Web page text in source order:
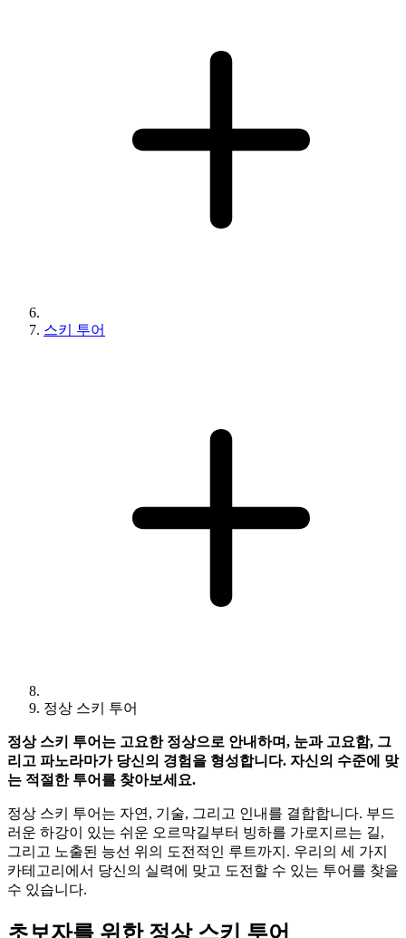
스키 투어
정상 스키 투어
정상 스키 투어는 고요한 정상으로 안내하며, 눈과 고요함, 그
리고 파노라마가 당신의 경험을 형성합니다. 자신의 수준에 맞
는 적절한 투어를 찾아보세요.
정상 스키 투어는 자연, 기술, 그리고 인내를 결합합니다. 부드
러운 하강이 있는 쉬운 오르막길부터 빙하를 가로지르는 길,
그리고 노출된 능선 위의 도전적인 루트까지. 우리의 세 가지
카테고리에서 당신의 실력에 맞고 도전할 수 있는 투어를 찾을
수 있습니다.
초보자를 위한 정상 스키 투어